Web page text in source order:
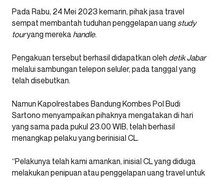
Pada Rabu, 24 Mei 2023 kemarin, pihak jasa travel
sempat membantah tuduhan penggelapan uang study
touryang mereka handle.
Pengakuan tersebut berhasil didapatkan oleh detik Jabar
melalui sambungan telepon seluler, pada tanggal yang
telah disebutkan.
Namun Kapolrestabes Bandung Kombes Pol Budi
Sartono menyampaikan pihaknya mengatakan di hari
yang sama pada pukul 23.00 WIB, telah berhasil
menangkap pelaku yang berinisial CL.
“Pelakunya telah kami amankan, inisial CL yang diduga
melakukan penipuan atau penggelapan uang travel untuk